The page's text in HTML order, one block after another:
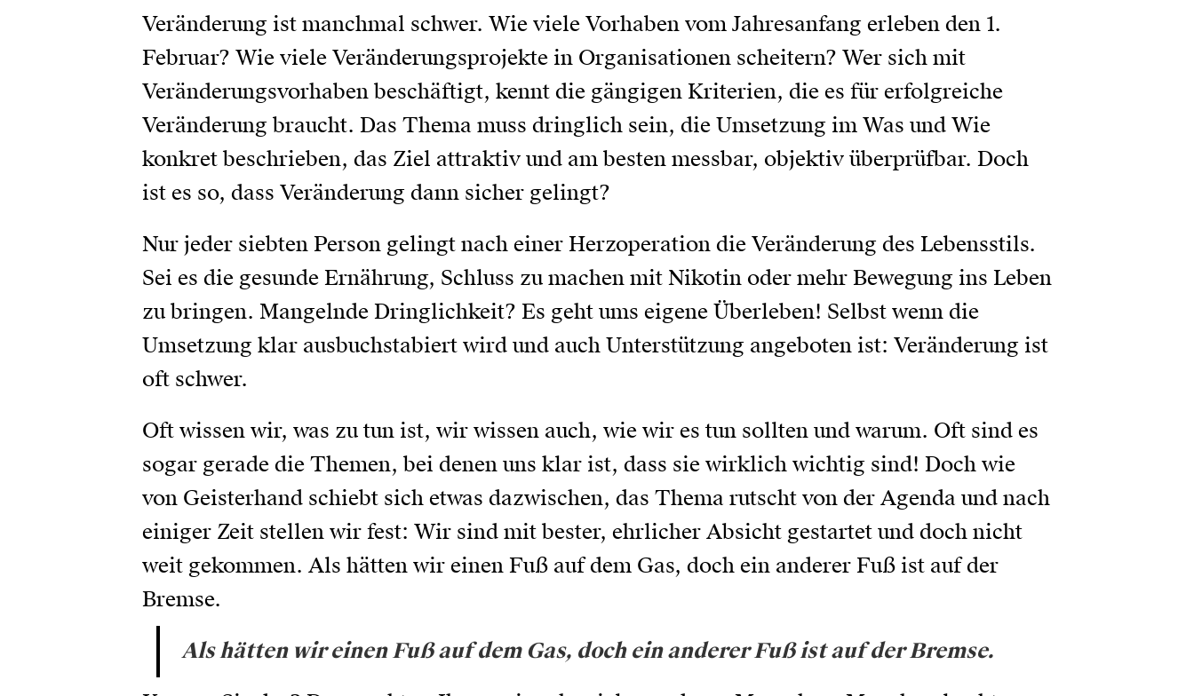
Veränderung ist manchmal schwer. Wie viele Vorhaben vom Jahresanfang erleben den 1.
Februar? Wie viele Veränderungsprojekte in Organisationen scheitern? Wer sich mit
Veränderungsvorhaben beschäftigt, kennt die gängigen Kriterien, die es für erfolgreiche
Veränderung braucht. Das Thema muss dringlich sein, die Umsetzung im Was und Wie
konkret beschrieben, das Ziel attraktiv und am besten messbar, objektiv überprüfbar. Doch
ist es so, dass Veränderung dann sicher gelingt?
Nur jeder siebten Person gelingt nach einer Herzoperation die Veränderung des Lebensstils.
Sei es die gesunde Ernährung, Schluss zu machen mit Nikotin oder mehr Bewegung ins Leben
zu bringen. Mangelnde Dringlichkeit? Es geht ums eigene Überleben! Selbst wenn die
Umsetzung klar ausbuchstabiert wird und auch Unterstützung angeboten ist: Veränderung ist
oft schwer.
Oft wissen wir, was zu tun ist, wir wissen auch, wie wir es tun sollten und warum. Oft sind es
sogar gerade die Themen, bei denen uns klar ist, dass sie wirklich wichtig sind! Doch wie
von Geisterhand schiebt sich etwas dazwischen, das Thema rutscht von der Agenda und nach
einiger Zeit stellen wir fest: Wir sind mit bester, ehrlicher Absicht gestartet und doch nicht
weit gekommen. Als hätten wir einen Fuß auf dem Gas, doch ein anderer Fuß ist auf der
Bremse.
Als hätten wir einen Fuß auf dem Gas, doch ein anderer Fuß ist auf der Bremse.